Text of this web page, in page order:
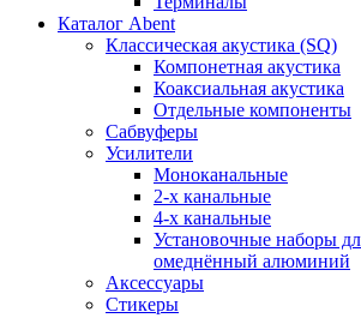
Каталог Abent
Классическая акустика (SQ)
Компонетная акустика
Коаксиальная акустика
Отдельные компоненты
Сабвуферы
Усилители
Моноканальные
2-х канальные
4-х канальные
Установочные наборы
омеднённый алюминий
Аксессуары
Стикеры